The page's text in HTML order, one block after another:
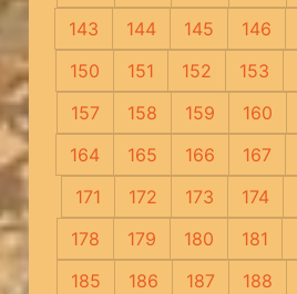
143
144 145 146
150
151 152 153
157
158 159 160
164
165 166 167
171
172 173 174
178
179 180 181
185
186 187 188